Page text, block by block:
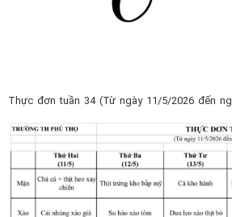
Thực đơn tuần 34 (Từ ngày 11/5/2026 đến